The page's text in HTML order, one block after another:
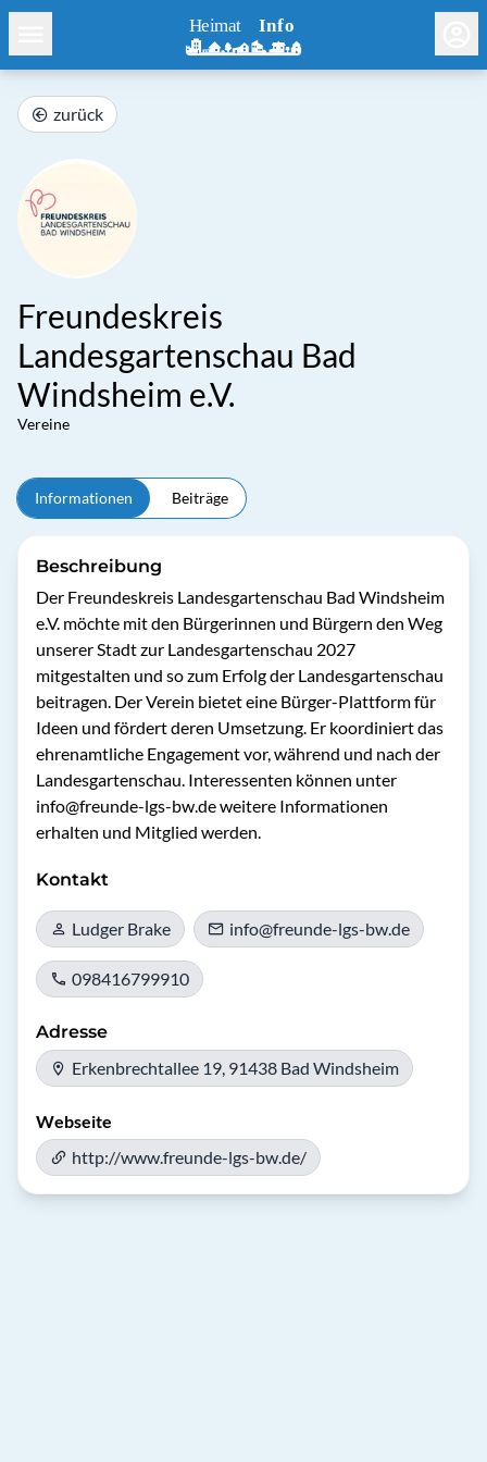
zurück
Freundeskreis
Landesgartenschau Bad
Windsheim e.V.
Vereine
Informationen Beiträge
Beschreibung
Der Freundeskreis Landesgartenschau Bad Windsheim
e.V. möchte mit den Bürgerinnen und Bürgern den Weg
unserer Stadt zur Landesgartenschau 2027
mitgestalten und so zum Erfolg der Landesgartenschau
beitragen. Der Verein bietet eine Bürger-Plattform für
Ideen und fördert deren Umsetzung. Er koordiniert das
ehrenamtliche Engagement vor, während und nach der
Landesgartenschau. Interessenten können unter
info@freunde-lgs-bw.de weitere Informationen
erhalten und Mitglied werden.
Kontakt
Ludger Brake info@freunde-lgs-bw.de
098416799910
Adresse
Erkenbrechtallee 19, 91438 Bad Windsheim
Webseite
http://www.freunde-lgs-bw.de/